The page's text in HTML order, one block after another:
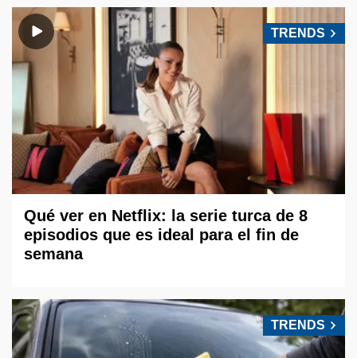
TRENDS
Qué ver en Netflix: la serie turca de 8
episodios que es ideal para el fin de
semana
TRENDS